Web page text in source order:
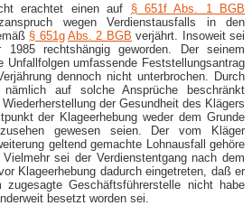
erachtet einen auf § 651f Abs. 1 BGB
wegen Verdienstausfalls in den
§ 651g Abs. 2 BGB verjährt. Insoweit sei
rechtshängig geworden. Der seinem
Unfallfolgen umfassende Feststellungsantrag
dennoch nicht unterbrochen. Durch
auf solche Ansprüche beschränkt
der Gesundheit des Klägers
der Klageerhebung weder dem Grunde
gewesen seien. Der vom Kläger
geltend gemachte Lohnausfall gehöre
sei der Verdienstentgang nach dem
Klageerhebung dadurch eingetreten, daß er
Geschäftsführerstelle nicht habe
besetzt worden sei.